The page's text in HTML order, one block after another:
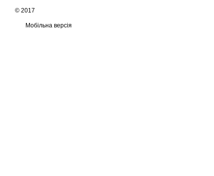
© 2017
Мобільна версія